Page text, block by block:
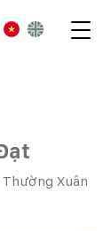
Xuân